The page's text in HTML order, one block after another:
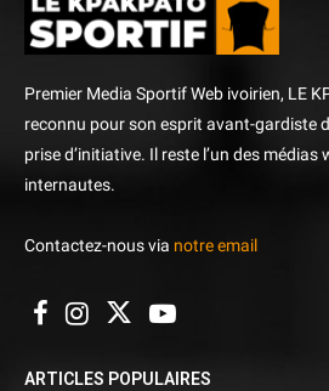
Premier Media Sportif Web ivoirien, LE
reconnu pour son esprit avant-gardiste
prise d’initiative. Il reste l’un des médias
internautes.
Contactez-nous via notre email
ARTICLES POPULAIRES